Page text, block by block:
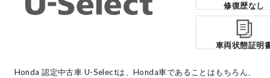
点検・整備のご予約
修復歴なし
車両状態証明
Honda 認定中古車 U-Selectは、Honda車であることはもちろん、